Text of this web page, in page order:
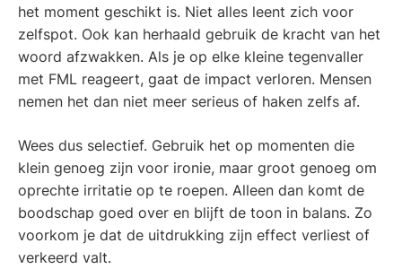
het moment geschikt is. Niet alles leent zich voor
zelfspot. Ook kan herhaald gebruik de kracht van het
woord afzwakken. Als je op elke kleine tegenvaller
met FML reageert, gaat de impact verloren. Mensen
nemen het dan niet meer serieus of haken zelfs af.
Wees dus selectief. Gebruik het op momenten die
klein genoeg zijn voor ironie, maar groot genoeg om
oprechte irritatie op te roepen. Alleen dan komt de
boodschap goed over en blijft de toon in balans. Zo
voorkom je dat de uitdrukking zijn effect verliest of
verkeerd valt.